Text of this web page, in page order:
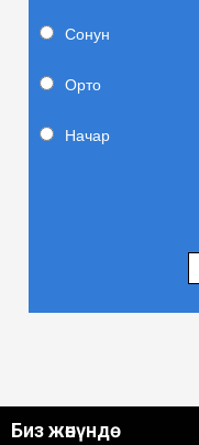
Сонун
Орто
Начар
Биз жөнүндө